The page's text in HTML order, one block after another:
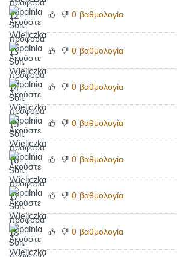
0 βαθμολογία
0 βαθμολογία
0 βαθμολογία
0 βαθμολογία
0 βαθμολογία
0 βαθμολογία
0 βαθμολογία